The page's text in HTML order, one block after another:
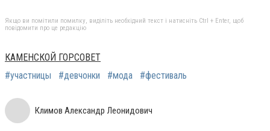
Якщо ви помітили помилку, виділіть необхідний текст і натисніть Ctrl + Enter, щоб
повідомити про це редакцію
КАМЕНСКОЙ ГОРСОВЕТ
#участницы
#девчонки #мода #фестиваль
Климов Александр Леонидович